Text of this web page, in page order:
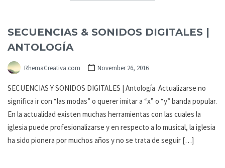
SECUENCIAS & SONIDOS DIGITALES |
ANTOLOGÍA
RhemaCreativa.com November 26, 2016
SECUENCIAS Y SONIDOS DIGITALES | Antología Actualizarse no
significa ir con “las modas” o querer imitar a “x” o “y” banda popular.
En la actualidad existen muchas herramientas con las cuales la
iglesia puede profesionalizarse y en respecto a lo musical, la iglesia
ha sido pionera por muchos años y no se trata de seguir […]